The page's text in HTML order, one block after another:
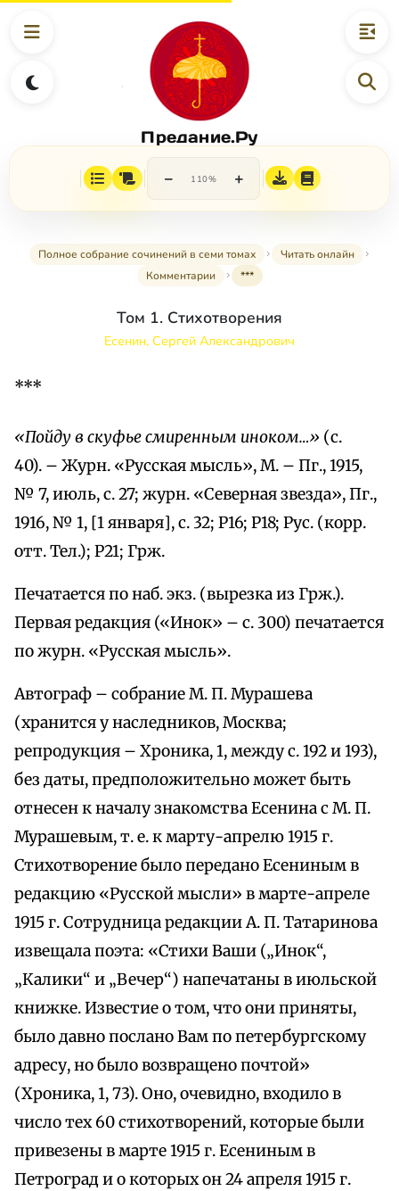
Предание.Ру
− 110% +
Полное собрание сочинений в семи томах
Читать онлайн
Комментарии
***
Том 1. Стихотворения
Есенин, Сергей Александрович
***
«Пойду в скуфье смиренным иноком…» (с.
40). – Журн. «Русская мысль», М. – Пг., 1915,
№ 7, июль, с. 27; журн. «Северная звезда», Пг.,
1916, № 1, [1 января], с. 32; Р16; Р18; Рус. (корр.
отт. Тел.); Р21; Грж.
Печатается по наб. экз. (вырезка из Грж.).
Первая редакция («Инок» – с. 300) печатается
по журн. «Русская мысль».
Автограф – собрание М. П. Мурашева
(хранится у наследников, Москва;
репродукция – Хроника, 1, между с. 192 и 193),
без даты, предположительно может быть
отнесен к началу знакомства Есенина с М. П.
Мурашевым, т. е. к марту-апрелю 1915 г.
Стихотворение было передано Есениным в
редакцию «Русской мысли» в марте-апреле
1915 г. Сотрудница редакции А. П. Татаринова
извещала поэта: «Стихи Ваши („Инок“,
„Калики“ и „Вечер“) напечатаны в июльской
книжке. Известие о том, что они приняты,
было давно послано Вам по петербургскому
адресу, но было возвращено почтой»
(Хроника, 1, 73). Оно, очевидно, входило в
число тех 60 стихотворений, которые были
привезены в марте 1915 г. Есениным в
Петроград и о которых он 24 апреля 1915 г.